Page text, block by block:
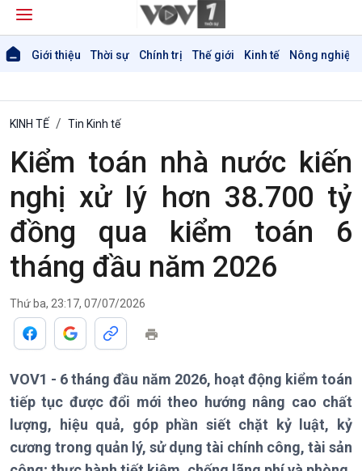
Giới thiệu Thời sự Chính trị Thế giới Kinh tế Nông nghiệp
Giới thiệu
Thời sự
Thời sự 6h
Thời sự 12h
Thời sự 18h
Thời sự 21h30
KINH TẾ Tin Kinh tế
Kiểm toán nhà nước kiến
nghị xử lý hơn 38.700 tỷ
đồng qua kiểm toán 6
tháng đầu năm 2026
Thứ ba, 23:17, 07/07/2026
VOV1 - 6 tháng đầu năm 2026, hoạt động kiểm toán
tiếp tục được đổi mới theo hướng nâng cao chất
lượng, hiệu quả, góp phần siết chặt kỷ luật, kỷ
cương trong quản lý, sử dụng tài chính công, tài sản